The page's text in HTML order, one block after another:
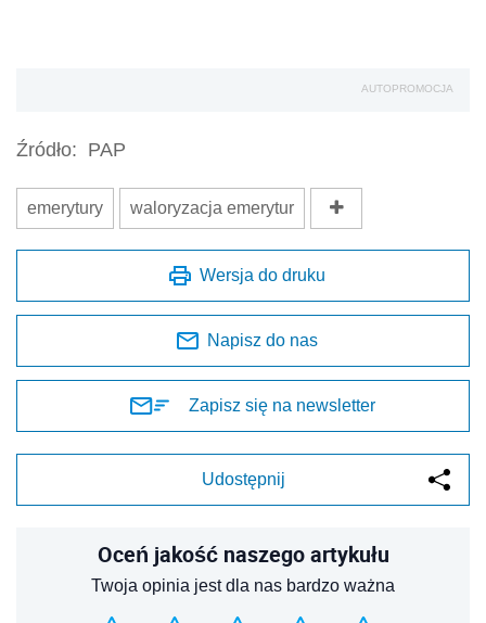
AUTOPROMOCJA
Źródło: PAP
emerytury waloryzacja emerytur
Wersja do druku
Napisz do nas
Zapisz się na newsletter
Udostępnij
Oceń jakość naszego artykułu
Twoja opinia jest dla nas bardzo ważna